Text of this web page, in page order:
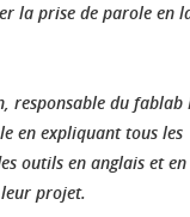
la prise de parole en
responsable du fablab
en expliquant tous les
outils en anglais et
projet.